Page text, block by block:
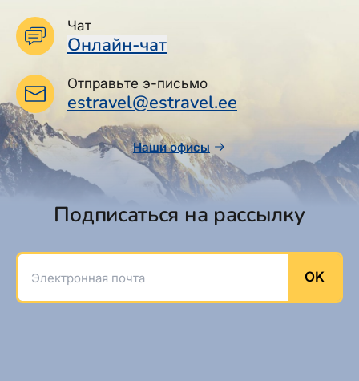
Чат
Онлайн-чат
Отправьте э-письмо
estravel@estravel.ee
Наши офисы
Подписаться на рассылку
Электронная почта
OK